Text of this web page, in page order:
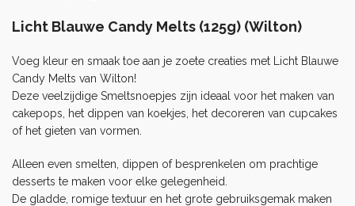
Licht Blauwe Candy Melts (125g) (Wilton)
Voeg kleur en smaak toe aan je zoete creaties met Licht Blauwe
Candy Melts van Wilton!
Deze veelzijdige Smeltsnoepjes zijn ideaal voor het maken van
cakepops, het dippen van koekjes, het decoreren van cupcakes
of het gieten van vormen.
Alleen even smelten, dippen of besprenkelen om prachtige
desserts te maken voor elke gelegenheid.
De gladde, romige textuur en het grote gebruiksgemak maken